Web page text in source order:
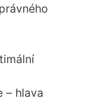
– hlava